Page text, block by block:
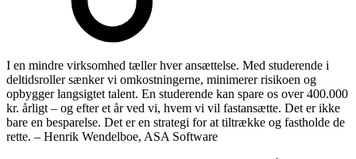
I en mindre virksomhed tæller hver ansættelse. Med studerende i
deltidsroller sænker vi omkostningerne, minimerer risikoen og
opbygger langsigtet talent. En studerende kan spare os over 400.000
kr. årligt – og efter et år ved vi, hvem vi vil fastansætte. Det er ikke
bare en besparelse. Det er en strategi for at tiltrække og fastholde de
rette. – Henrik Wendelboe, ASA Software